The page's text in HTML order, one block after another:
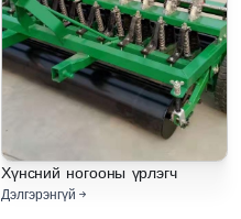
Хүнсний ногооны үрлэгч
Дэлгэрэнгүй